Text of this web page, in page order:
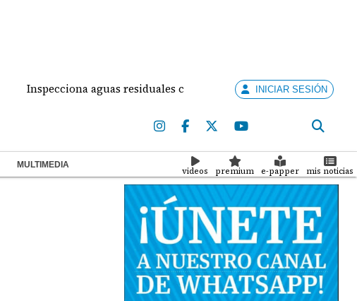
Inspecciona aguas residuales colapsadas en Panamá Oeste: una crisis
INICIAR SESIÓN
MULTIMEDIA
videos premium e-papper mis noticias